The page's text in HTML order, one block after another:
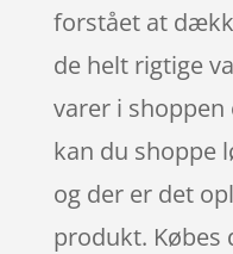
forstået at
de helt rigtige
varer i
kan du shoppe
og der er det
produkt. Købes